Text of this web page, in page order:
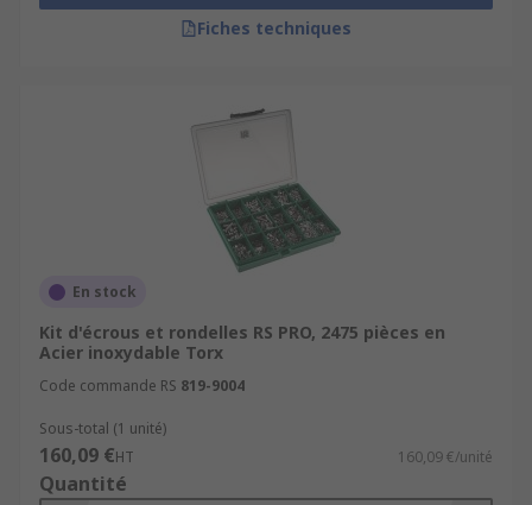
Fiches techniques
En stock
Kit d'écrous et rondelles RS PRO, 2475 pièces en
Acier inoxydable Torx
Code commande RS 819-9004
Sous-total (1 unité)
160,09 €HT 160,09 €/unité
Quantité